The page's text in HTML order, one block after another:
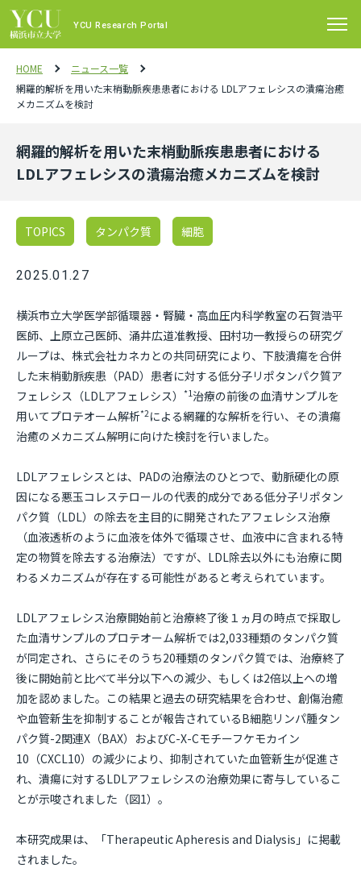
YCU Research Portal
HOME
ニュース一覧
網羅的解析を用いた末梢動脈疾患患者における LDLアフェレシスの潰瘍治癒
メカニズムを検討
網羅的解析を用いた末梢動脈疾患患者における
LDLアフェレシスの潰瘍治癒メカニズムを検討
TOPICS タンパク質 細胞
2025.01.27
横浜市立大学医学部循環器・腎臓・高血圧内科学教室の石賀浩平
医師、上原立己医師、涌井広道准教授、田村功一教授らの研究グ
ループは、株式会社カネカとの共同研究により、下肢潰瘍を合併
した末梢動脈疾患（PAD）患者に対する低分子リポタンパク質ア
フェレシス（LDLアフェレシス）
*1治療の前後の血清サンプルを
用いてプロテオーム解析*2 による網羅的な解析を行い、その潰瘍
治癒のメカニズム解明に向けた検討を行いました。
LDLアフェレシスとは、PADの治療法のひとつで、動脈硬化の原
因になる悪玉コレステロールの代表的成分である低分子リポタン
パク質（LDL）の除去を主目的に開発されたアフェレシス治療
（血液透析のように血液を体外で循環させ、血液中に含まれる特
定の物質を除去する治療法）ですが、LDL除去以外にも治療に関
わるメカニズムが存在する可能性があると考えられています。
LDLアフェレシス治療開始前と治療終了後１ヵ月の時点で採取し
た血清サンプルのプロテオーム解析では2,033種類のタンパク質
が同定され、さらにそのうち20種類のタンパク質では、治療終了
後に開始前と比べて半分以下への減少、もしくは2倍以上への増
加を認めました。この結果と過去の研究結果を合わせ、創傷治癒
や血管新生を抑制することが報告されているB細胞リンパ腫タン
パク質-2関連X（BAX）およびC-X-Cモチーフケモカイン
10（CXCL10）の減少により、抑制されていた血管新生が促進さ
れ、潰瘍に対するLDLアフェレシスの治療効果に寄与しているこ
とが示唆されました（図1）。
本研究成果は、「Therapeutic Apheresis and Dialysis」に掲載
されました。